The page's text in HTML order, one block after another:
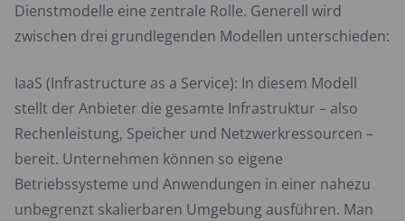
Dienstmodelle eine zentrale Rolle. Generell wird
zwischen drei grundlegenden Modellen unterschieden:
IaaS (Infrastructure as a Service): In diesem Modell
stellt der Anbieter die gesamte Infrastruktur – also
Rechenleistung, Speicher und Netzwerkressourcen –
bereit. Unternehmen können so eigene
Betriebssysteme und Anwendungen in einer nahezu
unbegrenzt skalierbaren Umgebung ausführen. Man